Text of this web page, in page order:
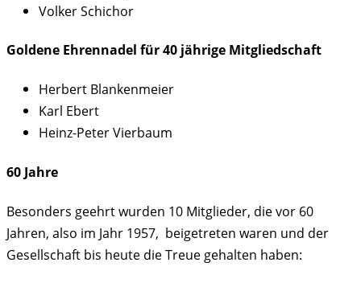
Volker Schichor
Goldene Ehrennadel für 40 jährige Mitgliedschaft
Herbert Blankenmeier
Karl Ebert
Heinz-Peter Vierbaum
60 Jahre
Besonders geehrt wurden 10 Mitglieder, die vor 60
Jahren, also im Jahr 1957, beigetreten waren und der
Gesellschaft bis heute die Treue gehalten haben: